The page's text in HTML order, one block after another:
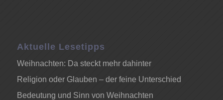
Aktuelle Lesetipps
Weihnachten: Da steckt mehr dahinter
Religion oder Glauben – der feine Unterschied
Bedeutung und Sinn von Weihnachten